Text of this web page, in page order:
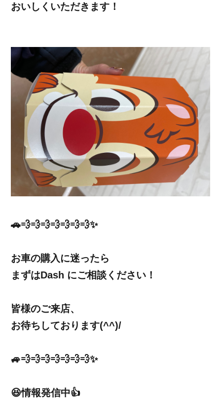
おいしくいただきます！
🚗💨💨💨💨💨💨💨✨
お車の購入に迷ったら
まずはDash にご相談ください！
皆様のご来店、
お待ちしております(^^)/
🚙💨💨💨💨💨💨💨✨
😆情報発信中👍